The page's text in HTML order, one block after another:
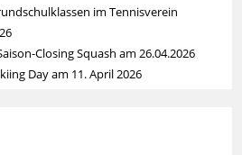
im Tennisverein
Closing Squash am 26.04.2026
Day am 11. April 2026